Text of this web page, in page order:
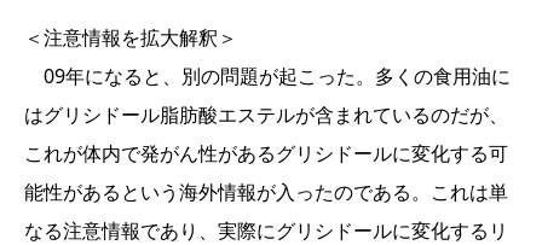
＜注意情報を拡大解釈＞
09年になると、別の問題が起こった。多くの食用油に
はグリシドール脂肪酸エステルが含まれているのだが、
これが体内で発がん性があるグリシドールに変化する可
能性があるという海外情報が入ったのである。これは単
なる注意情報であり、実際にグリシドールに変化するリ